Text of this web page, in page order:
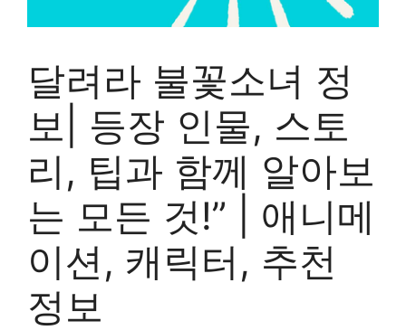
달려라 불꽃소녀 정
보| 등장 인물, 스토
리, 팁과 함께 알아보
는 모든 것!” | 애니메
이션, 캐릭터, 추천
정보